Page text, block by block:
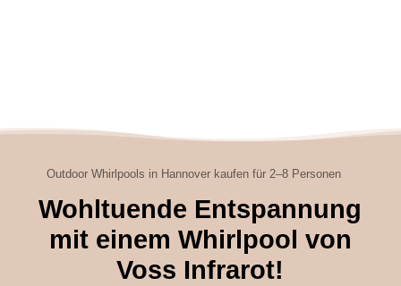
Outdoor Whirlpools in Hannover kaufen für 2–8 Personen
Wohltuende Entspannung
mit einem Whirlpool von
Voss Infrarot!